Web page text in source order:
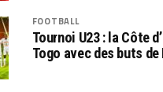
FOOTBALL
Tournoi U23 : la Côte
Togo avec des buts